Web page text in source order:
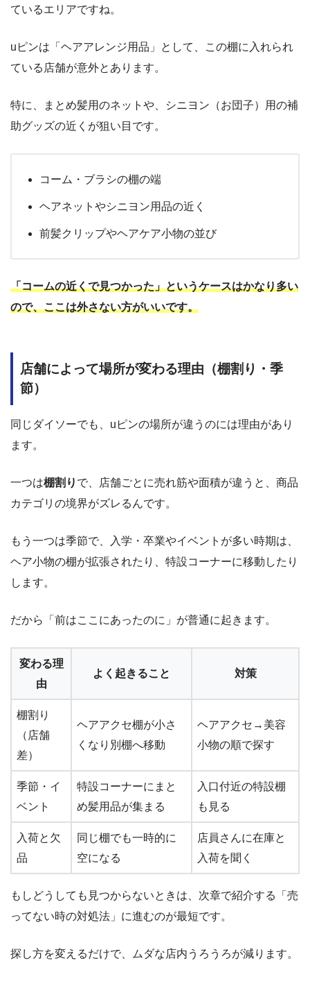
ているエリアですね。
uピンは「ヘアアレンジ用品」として、この棚に入れられ
ている店舗が意外とあります。
特に、まとめ髪用のネットや、シニヨン（お団子）用の補
助グッズの近くが狙い目です。
コーム・ブラシの棚の端
ヘアネットやシニヨン用品の近く
前髪クリップやヘアケア小物の並び
「コームの近くで見つかった」というケースはかなり多い
ので、ここは外さない方がいいです。
店舗によって場所が変わる理由（棚割り・季
節）
同じダイソーでも、uピンの場所が違うのには理由があり
ます。
一つは棚割り で、店舗ごとに売れ筋や面積が違うと、商品
カテゴリの境界がズレるんです。
もう一つは季節で、入学・卒業やイベントが多い時期は、
ヘア小物の棚が拡張されたり、特設コーナーに移動したり
します。
だから「前はここにあったのに」が普通に起きます。
変わる理
由
よく起きること 対策
棚割り
（店舗
差）
ヘアアクセ棚が小さ
くなり別棚へ移動
ヘアアクセ→美容
小物の順で探す
季節・イ
ベント
特設コーナーにまと
め髪用品が集まる
入口付近の特設棚
も見る
入荷と欠
品
同じ棚でも一時的に
空になる
店員さんに在庫と
入荷を聞く
もしどうしても見つからないときは、次章で紹介する「売
ってない時の対処法」に進むのが最短です。
探し方を変えるだけで、ムダな店内うろうろが減ります。